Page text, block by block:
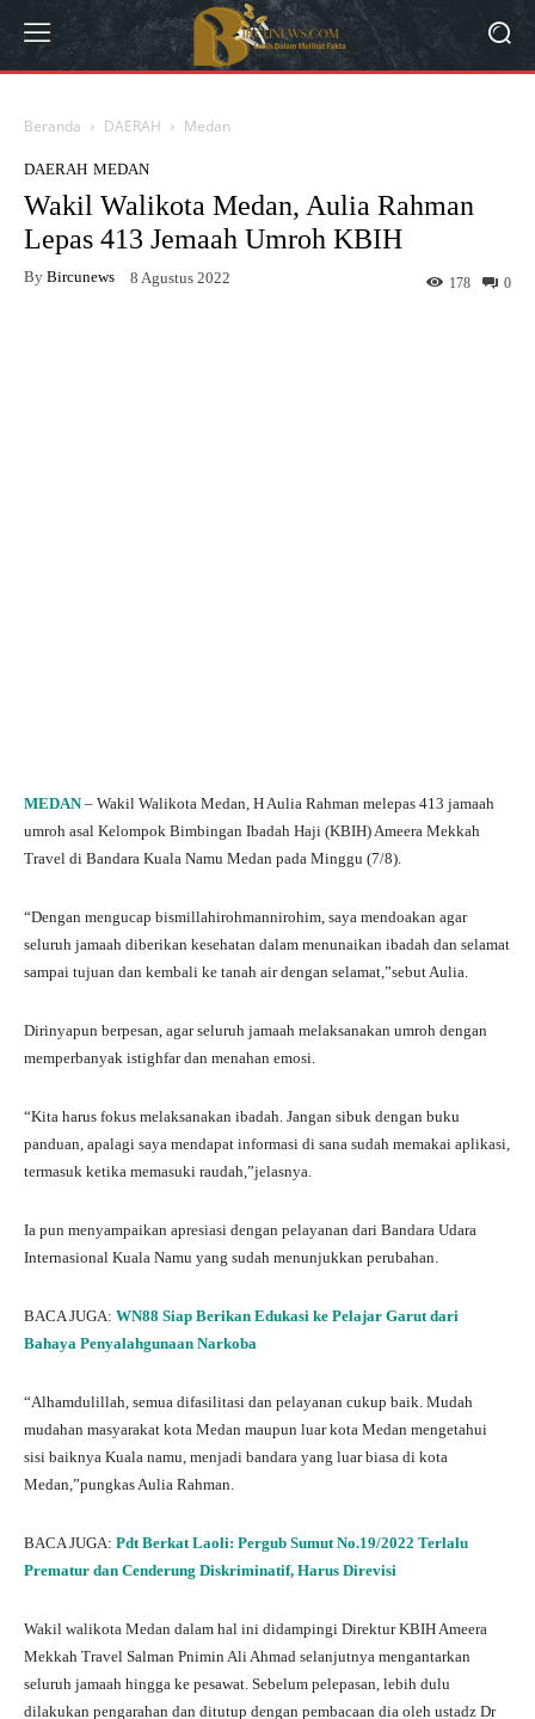
Beranda DAERAH Medan
DAERAH MEDAN
Wakil Walikota Medan, Aulia Rahman
Lepas 413 Jemaah Umroh KBIH
By Bircunews 8 Agustus 2022 0
178
MEDAN– Wakil Walikota Medan, H Aulia Rahman melepas 413 jamaah
umroh asal Kelompok Bimbingan Ibadah Haji (KBIH) Ameera Mekkah
Travel di Bandara Kuala Namu Medan pada Minggu (7/8).
“Dengan mengucap bismillahirohmannirohim, saya mendoakan agar
seluruh jamaah diberikan kesehatan dalam menunaikan ibadah dan selamat
sampai tujuan dan kembali ke tanah air dengan selamat,”sebut Aulia.
Dirinyapun berpesan, agar seluruh jamaah melaksanakan umroh dengan
memperbanyak istighfar dan menahan emosi.
“Kita harus fokus melaksanakan ibadah. Jangan sibuk dengan buku
panduan, apalagi saya mendapat informasi di sana sudah memakai aplikasi,
termasuk ketika memasuki raudah,”jelasnya.
Ia pun menyampaikan apresiasi dengan pelayanan dari Bandara Udara
Internasional Kuala Namu yang sudah menunjukkan perubahan.
BACA JUGA: WN88 Siap Berikan Edukasi ke Pelajar Garut dari
Bahaya Penyalahgunaan Narkoba
“Alhamdulillah, semua difasilitasi dan pelayanan cukup baik. Mudah
mudahan masyarakat kota Medan maupun luar kota Medan mengetahui
sisi baiknya Kuala namu, menjadi bandara yang luar biasa di kota
Medan,”pungkas Aulia Rahman.
BACA JUGA: Pdt Berkat Laoli: Pergub Sumut No.19/2022 Terlalu
Prematur dan Cenderung Diskriminatif, Harus Direvisi
Wakil walikota Medan dalam hal ini didampingi Direktur KBIH Ameera
Mekkah Travel Salman Pnimin Ali Ahmad selanjutnya mengantarkan
seluruh jamaah hingga ke pesawat. Sebelum pelepasan, lebih dulu
dilakukan pengarahan dan ditutup dengan pembacaan dia oleh ustadz Dr